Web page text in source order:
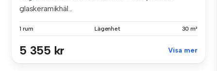
glaskeramikhäl...
1 rum Lägenhet 30 m²
5 355 kr Visa mer